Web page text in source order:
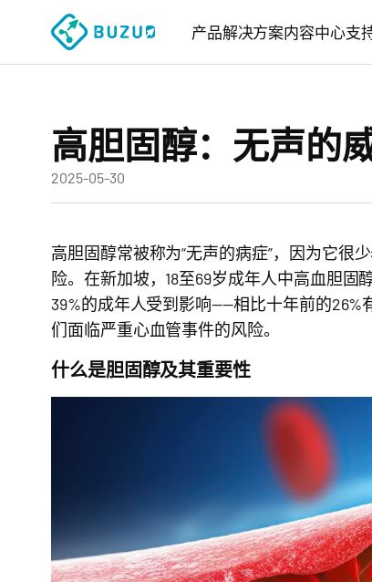
产品解决方案内容中心支
高胆固醇：无声的
2025-05-30
高胆固醇常被称为“无声的病症”，因为它很
险。在新加坡，18至69岁成年人中高血胆
39%的成年人受到影响——相比十年前的
们面临严重心血管事件的风险。
什么是胆固醇及其重要性